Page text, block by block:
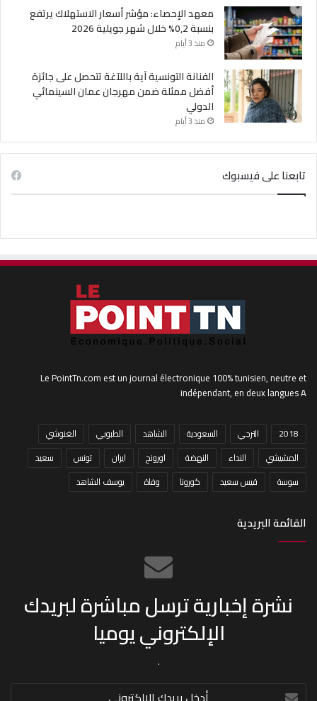
معهد الإحصاء: مؤشر أسعار الاستهلاك يرتفع
بنسبة 0,2% خلال شهر جويلية 2026
منذ 3 أيام
الفنانة التونسية آية باللآغة تتحصل على جائزة
أفضل ممثلة ضمن مهرجان عمان السينمائي
الدولي
منذ 3 أيام
تابعنا على فيسبوك
Le PointTn.com est un journal électronique 100% tunisien, neutre et
indépendant, en deux langues A
2018 الترجي السعودية الشاهد الطبوبي
الغنوشي
المشيشي
النداء النهضة اورونج ايران تونس
سعيد
سوسة
قيس سعيد كورونا وفاة يوسف الشاهد
القائمة البريدية
نشرة إخبارية ترسل مباشرة لبريدك
الإلكتروني يوميا
.
أدخل